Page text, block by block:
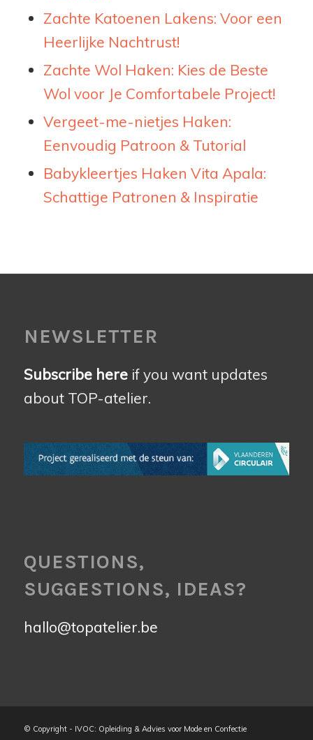
Zachte Katoenen Lakens: Voor een
Heerlijke Nachtrust!
Zachte Wol Haken: Kies de Beste
Wol voor Je Comfortabele Project!
Vergeet-me-nietjes Haken:
Eenvoudig Patroon & Tutorial
Babykleertjes Haken Vita Apala:
Schattige Patronen & Inspiratie
NEWSLETTER
Subscribe hereif you want updates
about TOP-atelier.
QUESTIONS,
SUGGESTIONS, IDEAS?
hallo@topatelier.be
© Copyright - IVOC: Opleiding & Advies voor Mode en Confectie